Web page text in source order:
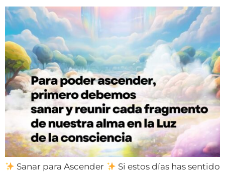
Sanar para Ascender
Si estos días has sentido